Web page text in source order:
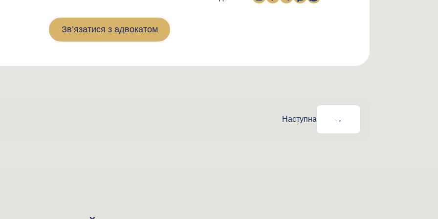
Зв’язатися з адвокатом
Наступна →